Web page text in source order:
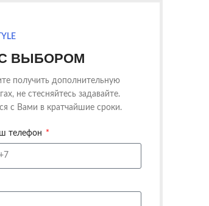
ВЫБОРОМ
получить дополнительную
не стесняйтесь задавайте.
с Вами в кратчайшие сроки.
телефон